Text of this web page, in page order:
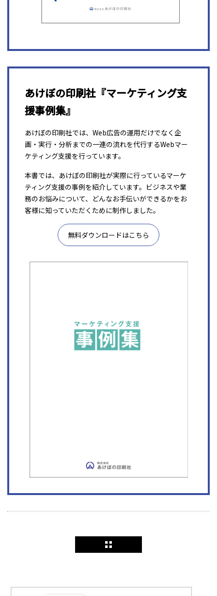
あけぼの印刷社『マーケティング支
援事例集』
あけぼの印刷社では、Web広告の運用だけでなく企
画・実行・分析までの一連の流れを代行するWebマー
ケティング支援を行っています。
本書では、あけぼの印刷社が実際に行っているマーケ
ティング支援の事例を紹介しています。ビジネスや業
務のお悩みについて、どんなお手伝いができるかをお
客様に知っていただくために制作しました。
無料ダウンロードはこちら